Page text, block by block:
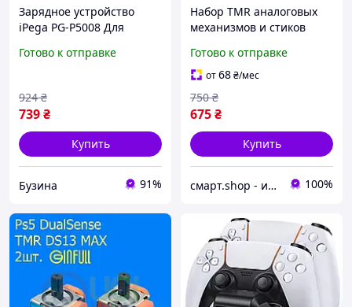
Зарядное устройство
iPega PG-P5008 Для
buzyna
Готово к отправке
739₴
924 ₴
Купить
Бузина 91%
Набор TMR аналоговых
механизмов и стиков
DualSense 2 шт.
Готово к отправке
от68₴/мес
675₴
750 ₴
Купить
смарт.shop - интернет магазин электроники 100%